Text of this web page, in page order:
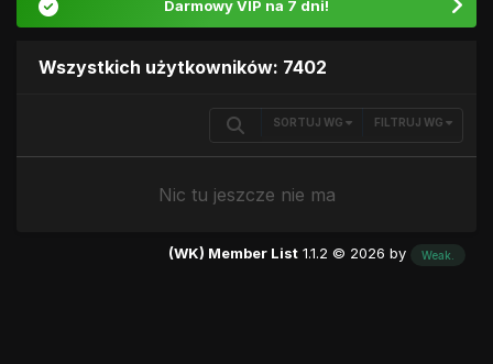
Darmowy VIP na 7 dni!
Wszystkich użytkowników: 7402
SORTUJ WG FILTRUJ WG
Nic tu jeszcze nie ma
(WK) Member List 1.1.2 © 2026 by Weak.